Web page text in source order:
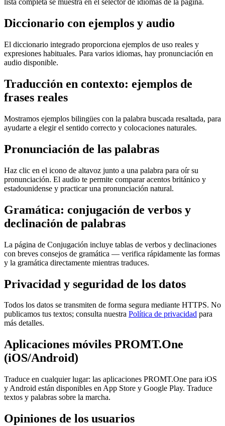
lista completa se muestra en el selector de idiomas de la página.
Diccionario con ejemplos y audio
El diccionario integrado proporciona ejemplos de uso reales y
expresiones habituales. Para varios idiomas, hay pronunciación en
audio disponible.
Traducción en contexto: ejemplos de
frases reales
Mostramos ejemplos bilingües con la palabra buscada resaltada, para
ayudarte a elegir el sentido correcto y colocaciones naturales.
Pronunciación de las palabras
Haz clic en el icono de altavoz junto a una palabra para oír su
pronunciación. El audio te permite comparar acentos británico y
estadounidense y practicar una pronunciación natural.
Gramática: conjugación de verbos y
declinación de palabras
La página de Conjugación incluye tablas de verbos y declinaciones
con breves consejos de gramática — verifica rápidamente las formas
y la gramática directamente mientras traduces.
Privacidad y seguridad de los datos
Todos los datos se transmiten de forma segura mediante HTTPS. No
publicamos tus textos; consulta nuestra Política de privacidad para
más detalles.
Aplicaciones móviles PROMT.One
(iOS/Android)
Traduce en cualquier lugar: las aplicaciones PROMT.One para iOS
y Android están disponibles en App Store y Google Play. Traduce
textos y palabras sobre la marcha.
Opiniones de los usuarios